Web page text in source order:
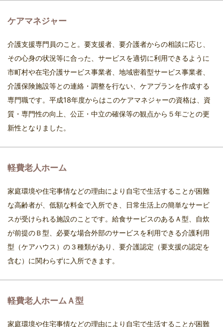
ケアマネジャー
介護支援専門員のこと。要支援者、要介護者からの相談に応じ、
その心身の状況等に合った、サービスを適切に利用できるように
市町村や在宅介護サービス事業者、地域密着型サービス事業者、
介護保険施設等との連絡・調整を行ない、ケアプランを作成する
専門職です。平成18年度からはこのケアマネジャーの資格は、資
質・専門性の向上、公正・中立の確保等の観点から５年ごとの更
新性となりました。
軽費老人ホーム
家庭環境や住宅事情などの理由により自宅で生活することが困難
な高齢者が、低額な料金で入所でき、日常生活上の簡単なサービ
スが受けられる施設のことです。給食サービスのあるＡ型、自炊
が前提のＢ型、必要な場合外部のサービスを利用できる介護利用
型（ケアハウス）の３種類があり、要介護認定（要支援の認定を
含む）に関わらずに入所できます。
軽費老人ホームＡ型
家庭環境や住宅事情などの理由により自宅で生活することが困難